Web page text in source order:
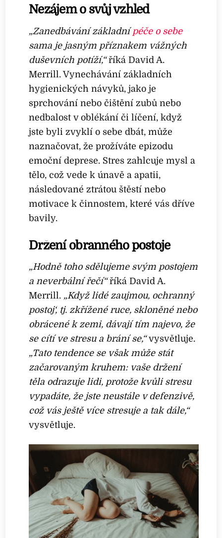
Nezájem o svůj vzhled
„Zanedbávání základní péče o sebe
sama je jasným příznakem vážných
duševních potíží,“říká David A.
Merrill. Vynechávání základních
hygienických návyků, jako je
sprchování nebo čištění zubů nebo
nedbalost v oblékání či líčení, když
jste byli zvyklí o sebe dbát, může
naznačovat, že prožíváte epizodu
emoční deprese. Stres zahlcuje mysl a
tělo, což vede k únavě a apatii,
následované ztrátou štěstí nebo
motivace k činnostem, které vás dříve
bavily.
Držení obranného postoje
„Hodně toho sdělujeme svým postojem
a neverbální řečí“říká David A.
Merrill. „Když lidé zaujmou, ochranný
postoj‘, tj. zkřížené ruce, skloněné nebo
obrácené k zemi, dávají tím najevo, že
se cítí ve stresu a brání se,“vysvětluje.
„Tato tendence se však může stát
začarovaným kruhem: vaše držení
těla odrazuje lidi, protože kvůli stresu
vypadáte, že jste neustále v defenzivě,
což vás ještě více stresuje a tak dále,“
vysvětluje.